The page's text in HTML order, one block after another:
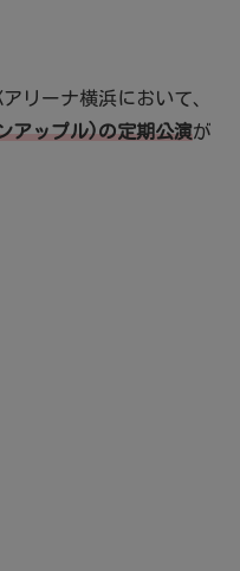
リーナ横浜において、
アップル)の定期公演が